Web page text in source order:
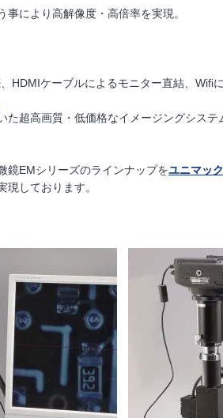
により高解像度・高倍率を実現。
HDMIケーブルによるモニター直結、Wifi
た超高画質・低価格なイメージングシステ
鏡EMシリーズのラインナップをユニマッ
現しております。